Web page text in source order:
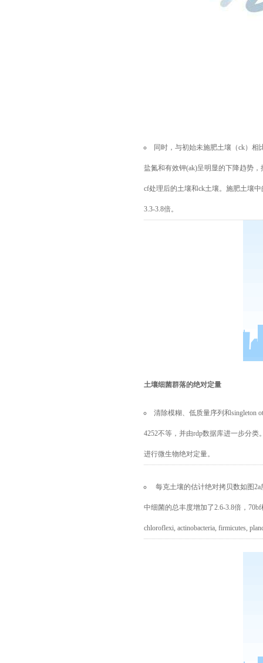
同时，与初始未施肥土壤（ck）相
盐氮和有效钾(ak)呈明显的下降趋势
cf处理后的土壤和ck土壤。施肥土壤
3.3-3.8倍。
土壤细菌群落的绝对定量
清除模糊、低质量序列和singleton
4252不等，并由rdp数据库进一步分
进行微生物绝对定量。
每克土壤的估计绝对拷贝数如图
中细菌的总丰度增加了2.6-3.8倍，
chloroflexi, actinobacteria, firmicutes,